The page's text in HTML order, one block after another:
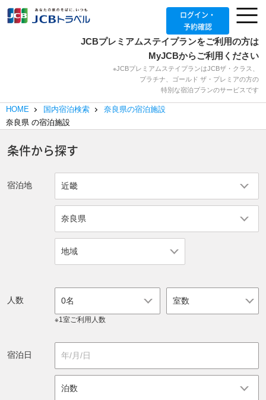
ログイン・
予約確認
JCBプレミアムステイプランをご利用の方は
MyJCBからご利用ください
※JCBプレミアムステイプランはJCBザ・クラス、
プラチナ、ゴールド ザ・プレミアの方の
特別な宿泊プランのサービスです
HOME 国内宿泊検索
奈良県の宿泊施設
奈良県 の宿泊施設
条件から探す
宿泊地
人数 0名
※1室ご利用人数
宿泊日